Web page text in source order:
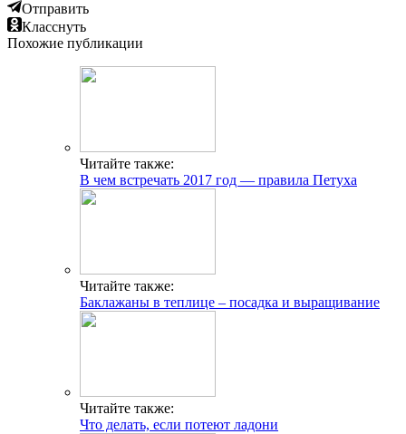
Отправить
Класснуть
Похожие публикации
Читайте также:
В чем встречать 2017 год — правила Петуха
Читайте также:
Баклажаны в теплице – посадка и выращивание
Читайте также:
Что делать, если потеют ладони